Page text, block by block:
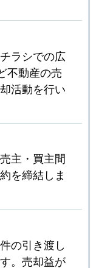
ラシでの広
不動産の売
活動を行い
主・買主間
を締結しま
の引き渡し
。売却益が